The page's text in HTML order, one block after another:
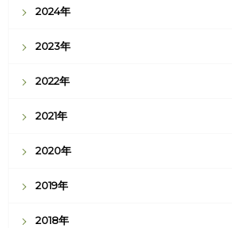
2024年
2023年
2022年
2021年
2020年
2019年
2018年